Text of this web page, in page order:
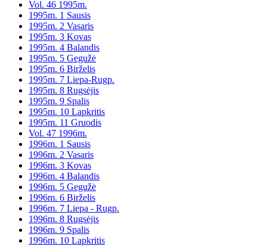
Vol. 46 1995m.
1995m. 1 Sausis
1995m. 2 Vasaris
1995m. 3 Kovas
1995m. 4 Balandis
1995m. 5 Gegužė
1995m. 6 Birželis
1995m. 7 Liepa-Rugp.
1995m. 8 Rugsėjis
1995m. 9 Spalis
1995m. 10 Lapkritis
1995m. 11 Gruodis
Vol. 47 1996m.
1996m. 1 Sausis
1996m. 2 Vasaris
1996m. 3 Kovas
1996m. 4 Balandis
1996m. 5 Gegužė
1996m. 6 Birželis
1996m. 7 Liepa - Rugp.
1996m. 8 Rugsėjis
1996m. 9 Spalis
1996m. 10 Lapkritis